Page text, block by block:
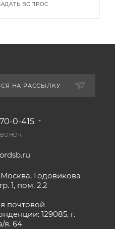
ВОПРОС
НА РАССЫЛКУ
0-415
Москва, Годовикова
1, пом. 2.2
почтовой
129085, г.
я. 64